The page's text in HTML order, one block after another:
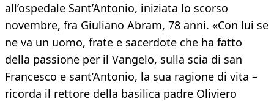
all’ospedale Sant’Antonio, iniziata lo scorso
novembre, fra Giuliano Abram, 78 anni. «Con lui se
ne va un uomo, frate e sacerdote che ha fatto
della passione per il Vangelo, sulla scia di san
Francesco e sant’Antonio, la sua ragione di vita –
ricorda il rettore della basilica padre Oliviero